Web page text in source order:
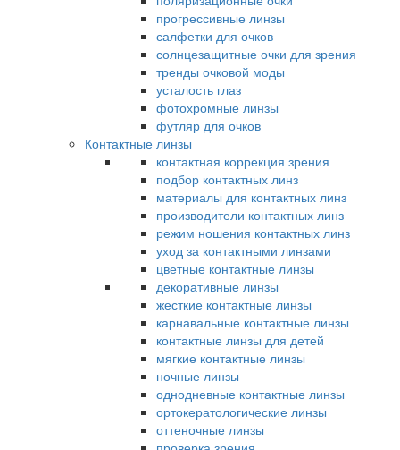
прогрессивные линзы
салфетки для очков
солнцезащитные очки для зрения
тренды очковой моды
усталость глаз
фотохромные линзы
футляр для очков
Контактные линзы
контактная коррекция зрения
подбор контактных линз
материалы для контактных линз
производители контактных линз
режим ношения контактных линз
уход за контактными линзами
цветные контактные линзы
декоративные линзы
жесткие контактные линзы
карнавальные контактные линзы
контактные линзы для детей
мягкие контактные линзы
ночные линзы
однодневные контактные линзы
ортокератологические линзы
оттеночные линзы